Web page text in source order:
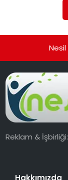
Reklam &
Hakkımızda